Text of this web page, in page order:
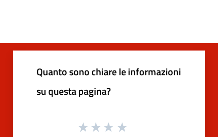
Quanto sono chiare le informazioni
su questa pagina?